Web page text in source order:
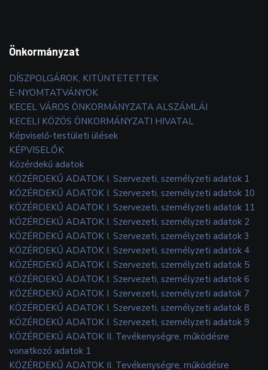
Önkormányzat
DÍSZPOLGÁROK, KITÜNTETETTEK
E-NYOMTATVÁNYOK
KECEL VÁROS ÖNKORMÁNYZATA ALSZÁMLÁI
KECELI KÖZÖS ÖNKORMÁNYZATI HIVATAL
Képviselő-testületi ülések
KÉPVISELŐK
Közérdekű adatok
KÖZÉRDEKŰ ADATOK I. Szervezeti, személyzeti adatok 1
KÖZÉRDEKŰ ADATOK I. Szervezeti, személyzeti adatok 10
KÖZÉRDEKŰ ADATOK I. Szervezeti, személyzeti adatok 11
KÖZÉRDEKŰ ADATOK I. Szervezeti, személyzeti adatok 2
KÖZÉRDEKŰ ADATOK I. Szervezeti, személyzeti adatok 3
KÖZÉRDEKŰ ADATOK I. Szervezeti, személyzeti adatok 4
KÖZÉRDEKŰ ADATOK I. Szervezeti, személyzeti adatok 5
KÖZÉRDEKŰ ADATOK I. Szervezeti, személyzeti adatok 6
KÖZÉRDEKŰ ADATOK I. Szervezeti, személyzeti adatok 7
KÖZÉRDEKŰ ADATOK I. Szervezeti, személyzeti adatok 8
KÖZÉRDEKŰ ADATOK I. Szervezeti, személyzeti adatok 9
KÖZÉRDEKŰ ADATOK II. Tevékenységre, működésre
vonatkozó adatok 1
KÖZÉRDEKŰ ADATOK II. Tevékenységre, működésre